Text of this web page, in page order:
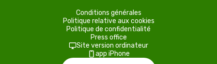
Conditions générales
Politique relative aux cookies
Politique de confidentialité
Press office
Site version ordinateur
app iPhone